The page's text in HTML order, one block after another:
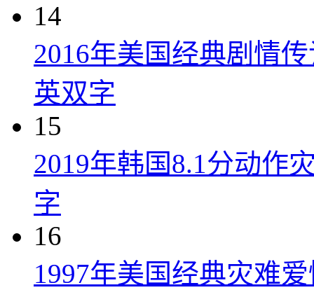
14
2016年美国经典剧情
英双字
15
2019年韩国8.1分动作
字
16
1997年美国经典灾难